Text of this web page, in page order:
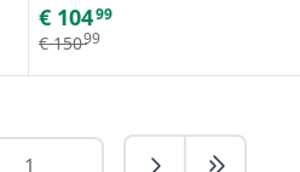
€ 10499
€ 15099